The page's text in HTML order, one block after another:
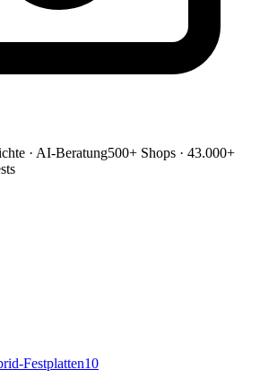
· AI-Beratung500+ Shops · 43.000+
Festplatten10